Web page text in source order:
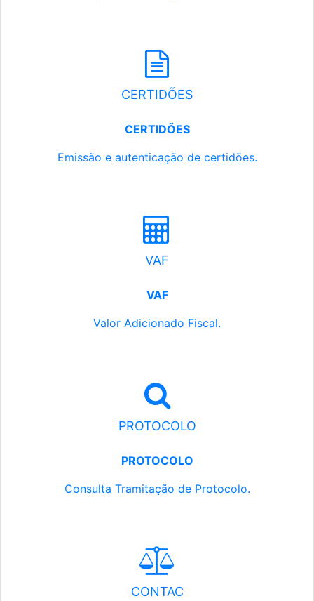
CERTIDÕES
CERTIDÕES
Emissão e autenticação de certidões.
VAF
VAF
Valor Adicionado Fiscal.
PROTOCOLO
PROTOCOLO
Consulta Tramitação de Protocolo.
CONTAC